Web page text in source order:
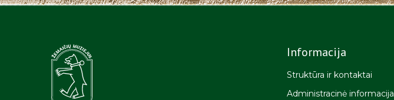
Informacija
Struktūra ir kontaktai
Administracinė informacija